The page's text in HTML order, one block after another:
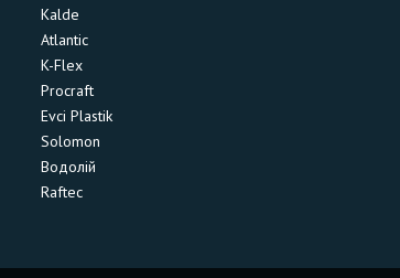
Kalde
Atlantic
K-Flex
Procraft
Evci Plastik
Solomon
Водолій
Raftec